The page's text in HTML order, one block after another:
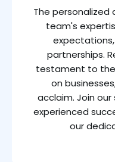
The personalized
team's
partnerships.
testament to
on
acclaim. Join
experienced
our